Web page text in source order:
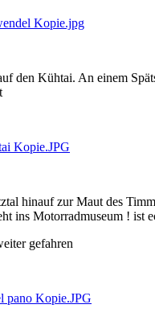
den Kühtai. An einem
hinauf zur Maut des
ins Motorradmuseum ! ist
gefahren